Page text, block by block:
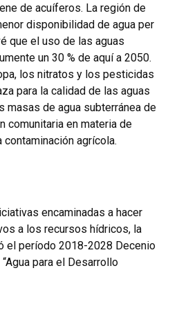
de acuíferos. La región de
disponibilidad de agua per
que el uso de las aguas
un 30 % de aquí a 2050.
los nitratos y los pesticidas
para la calidad de las aguas
masas de agua subterránea de
comunitaria en materia de
agrícola.
encaminadas a hacer
a los recursos hídricos, la
el período 2018-2028 Decenio
para el Desarrollo